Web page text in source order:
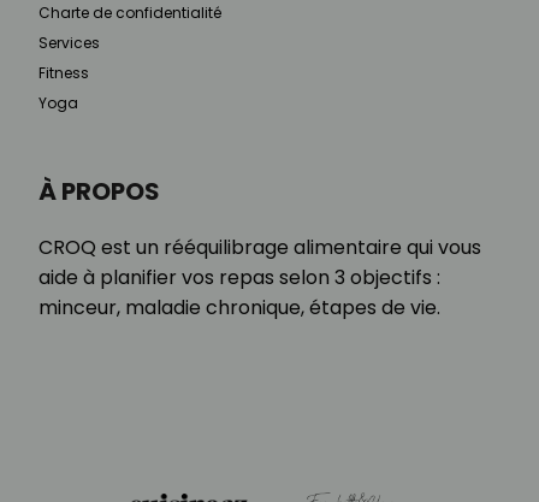
À PROPOS
CROQ est un rééquilibrage alimentaire qui vous
aide à planifier vos repas selon 3 objectifs :
minceur, maladie chronique, étapes de vie.
Charte de confidentialité
Services
Fitness
Yoga